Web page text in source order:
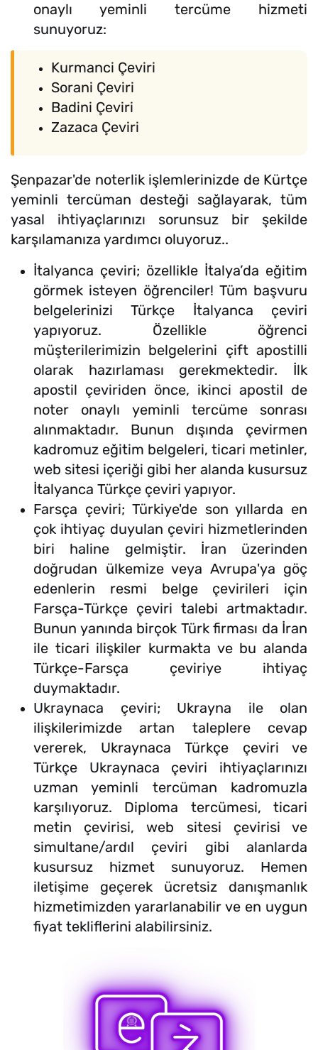
onaylı yeminli tercüme hizmeti
sunuyoruz:
Kurmanci Çeviri
Sorani Çeviri
Badini Çeviri
Zazaca Çeviri
Şenpazar'de noterlik işlemlerinizde de Kürtçe
yeminli tercüman desteği sağlayarak, tüm
yasal ihtiyaçlarınızı sorunsuz bir şekilde
karşılamanıza yardımcı oluyoruz..
İtalyanca çeviri; özellikle İtalya’da eğitim
görmek isteyen öğrenciler! Tüm başvuru
belgelerinizi Türkçe İtalyanca çeviri
yapıyoruz. Özellikle öğrenci
müşterilerimizin belgelerini çift apostilli
olarak hazırlaması gerekmektedir. İlk
apostil çeviriden önce, ikinci apostil de
noter onaylı yeminli tercüme sonrası
alınmaktadır. Bunun dışında çevirmen
kadromuz eğitim belgeleri, ticari metinler,
web sitesi içeriği gibi her alanda kusursuz
İtalyanca Türkçe çeviri yapıyor.
Farsça çeviri; Türkiye'de son yıllarda en
çok ihtiyaç duyulan çeviri hizmetlerinden
biri haline gelmiştir. İran üzerinden
doğrudan ülkemize veya Avrupa'ya göç
edenlerin resmi belge çevirileri için
Farsça-Türkçe çeviri talebi artmaktadır.
Bunun yanında birçok Türk firması da İran
ile ticari ilişkiler kurmakta ve bu alanda
Türkçe-Farsça çeviriye ihtiyaç
duymaktadır.
Ukraynaca çeviri; Ukrayna ile olan
ilişkilerimizde artan taleplere cevap
vererek, Ukraynaca Türkçe çeviri ve
Türkçe Ukraynaca çeviri ihtiyaçlarınızı
uzman yeminli tercüman kadromuzla
karşılıyoruz. Diploma tercümesi, ticari
metin çevirisi, web sitesi çevirisi ve
simultane/ardıl çeviri gibi alanlarda
kusursuz hizmet sunuyoruz. Hemen
iletişime geçerek ücretsiz danışmanlık
hizmetimizden yararlanabilir ve en uygun
fiyat tekliflerini alabilirsiniz.